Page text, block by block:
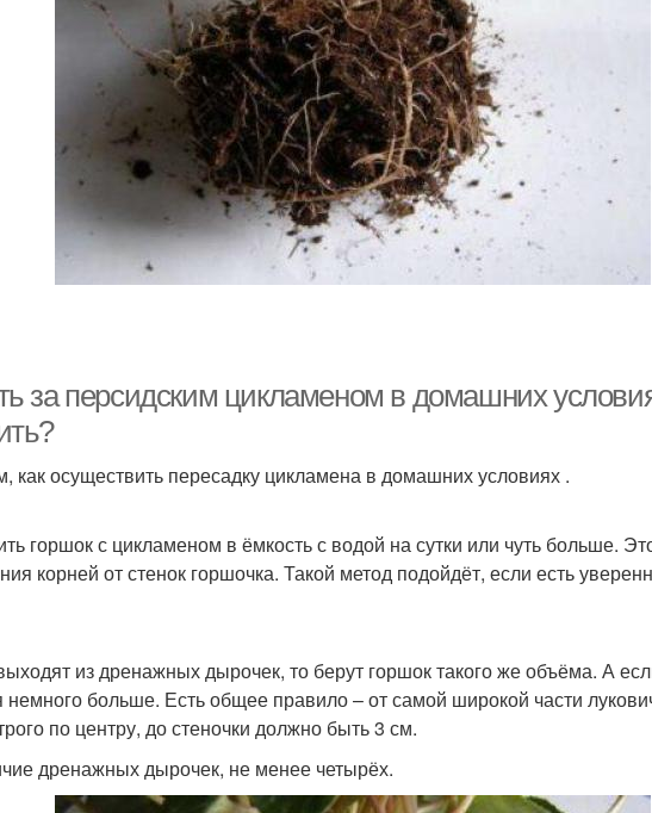
за персидским цикламеном в домашних
как осуществить пересадку цикламена в домашних условиях .
горшок с цикламеном в ёмкость с водой на сутки или чуть больше.
корней от стенок горшочка. Такой метод подойдёт, если есть
из дренажных дырочек, то берут горшок такого же объёма. А
немного больше. Есть общее правило – от самой широкой части
по центру, до стеночки должно быть 3 см.
дренажных дырочек, не менее четырёх.